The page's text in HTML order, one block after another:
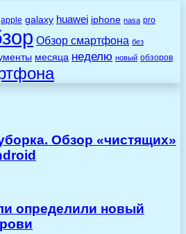
apple galaxy huawei iphone nasa pro
Обзор смартфона без
месяца неделю новый обзоров
Обзор «чистящих»
определили новый